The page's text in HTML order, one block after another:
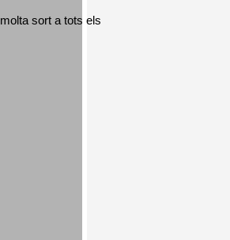
sort a tots els